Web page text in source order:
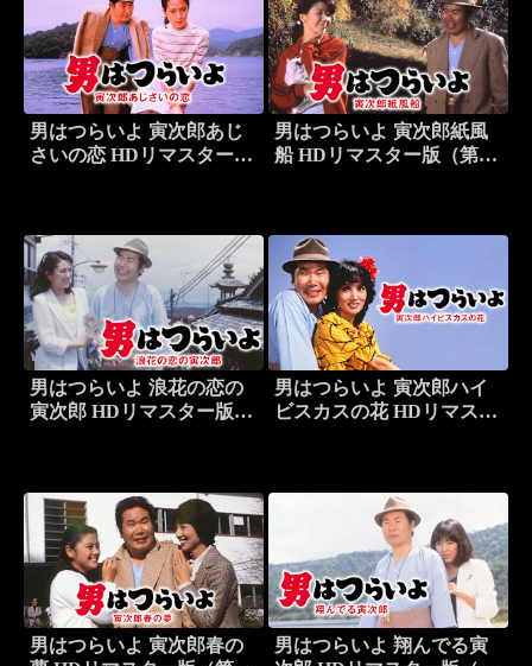
男はつらいよ 寅次郎あじ
さいの恋 HDリマスター版
男はつらいよ 寅次郎紙風
船 HDリマスター版（第28
男はつらいよ 浪花の恋の
寅次郎 HDリマスター版
男はつらいよ 寅次郎ハイ
ビスカスの花 HDリマスタ
男はつらいよ 寅次郎春の
男はつらいよ 翔んでる寅